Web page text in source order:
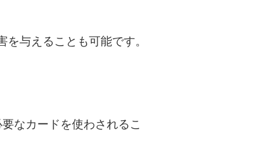
与えることも可能です。
なカードを使わされるこ